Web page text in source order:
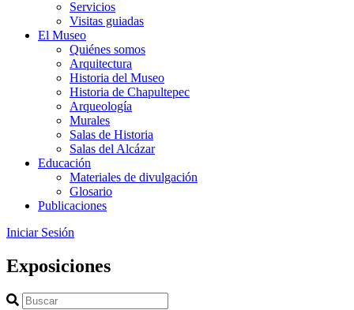
Servicios
Visitas guiadas
El Museo
Quiénes somos
Arquitectura
Historia del Museo
Historia de Chapultepec
Arqueología
Murales
Salas de Historia
Salas del Alcázar
Educación
Materiales de divulgación
Glosario
Publicaciones
Iniciar Sesión
Exposiciones